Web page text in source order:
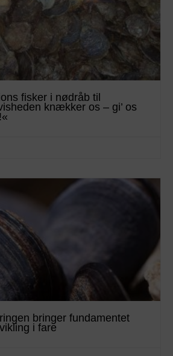
fisker i nødråb til
knækker os – gi’ os
bringer fundamentet
i fare